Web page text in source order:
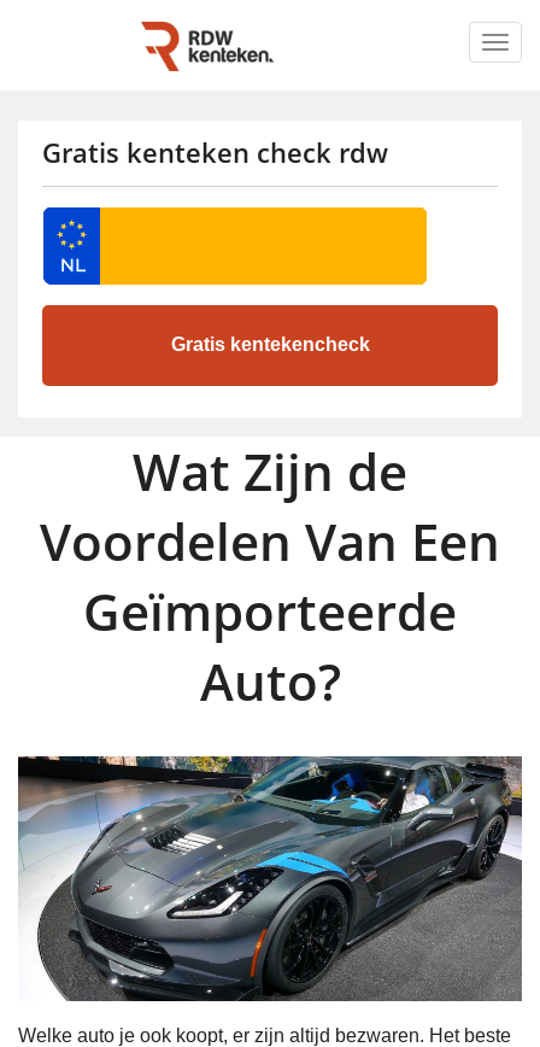
Gratis kenteken check rdw
Wat Zijn de
Voordelen Van Een
Geïmporteerde
Auto?
Welke auto je ook koopt, er zijn altijd bezwaren. Het beste